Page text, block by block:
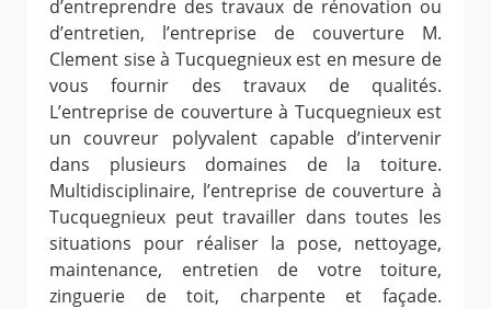
d’entreprendre des travaux de rénovation ou
d’entretien, l’entreprise de couverture M.
Clement sise à Tucquegnieux est en mesure de
vous fournir des travaux de qualités.
L’entreprise de couverture à Tucquegnieux est
un couvreur polyvalent capable d’intervenir
dans plusieurs domaines de la toiture.
Multidisciplinaire, l’entreprise de couverture à
Tucquegnieux peut travailler dans toutes les
situations pour réaliser la pose, nettoyage,
maintenance, entretien de votre toiture,
zinguerie de toit, charpente et façade.